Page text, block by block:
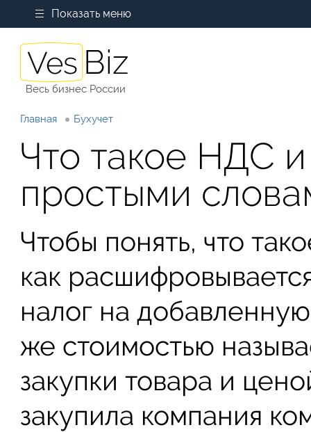
Показать меню
Весь бизнес России
Главная Бухучет
Что такое НДС
простыми
Чтобы понять, что
как
налог на
же стоимостью
закупки товара и
закупила компания